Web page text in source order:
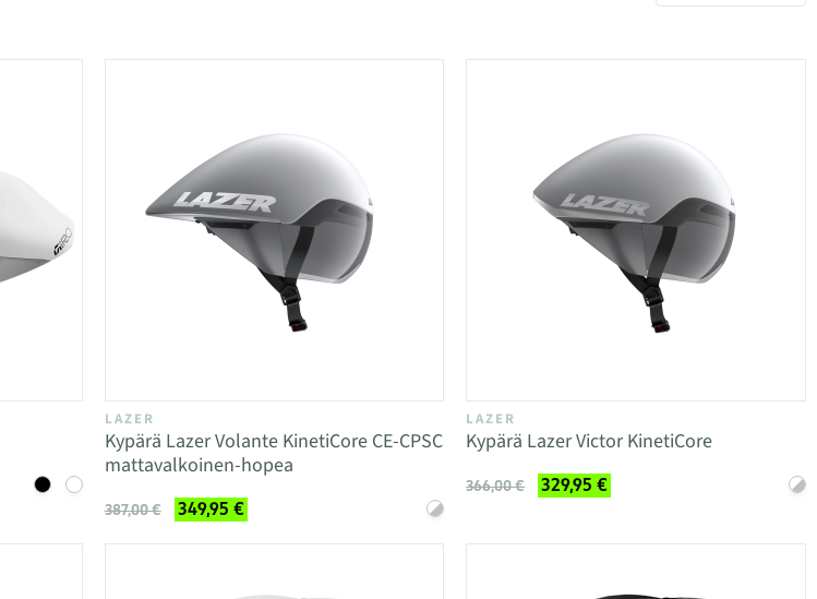
LAZER
Kypärä Lazer Volante KinetiCore CE-CPSC
mattavalkoinen-hopea
387,00 € 349,95 €
LAZER
Kypärä Lazer Victor KinetiCore
366,00 € 329,95 €